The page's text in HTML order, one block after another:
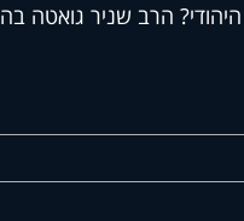
הרב שניר גואטה